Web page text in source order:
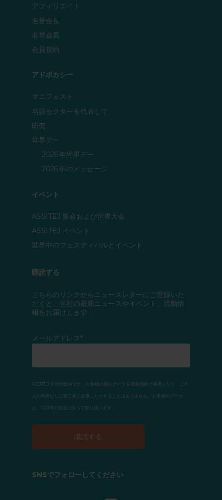
アフィリエイト
名誉会長
名誉会員
会員規約
アドボカシー
マニフェスト
当該セクターを代表して
研究
世界デー
2026年世界デー
2026年のメッセージ
イベント
ASSITEJ 集会および世界大会
ASSITEJ イベント
世界中のフェスティバルとイベント
購読する
こちらのリンクからニュースレターにご登録いた
だくと、当社の最新ニュースやイベント、活動情
報をお届けします：
メールアドレス*
ASSITEJ 非営利団体です。お客様の個人データを商業目的で使用したり、ご本
人の同意なしに第三者に提供したりすることはありません。お客様のデータ
は、GDPRの規定に従って取り扱います。
SNSでフォローしてください